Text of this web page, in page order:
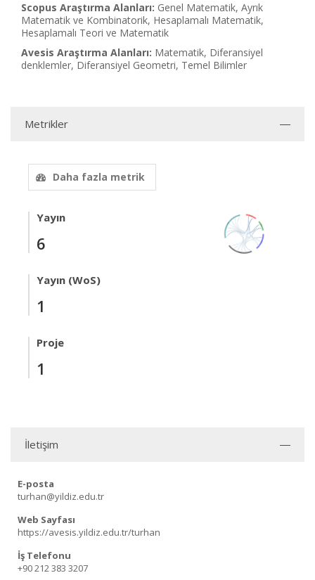
Scopus Araştırma Alanları: Genel Matematik, Ayrık
Matematik ve Kombinatorik, Hesaplamalı Matematik,
Hesaplamalı Teori ve Matematik
Avesis Araştırma Alanları: Matematik, Diferansiyel
denklemler, Diferansiyel Geometri, Temel Bilimler
Metrikler
Daha fazla metrik
Yayın
6
Yayın (WoS)
1
Proje
1
İletişim
E-posta
turhan@yildiz.edu.tr
Web Sayfası
https://avesis.yildiz.edu.tr/turhan
İş Telefonu
+90 212 383 3207